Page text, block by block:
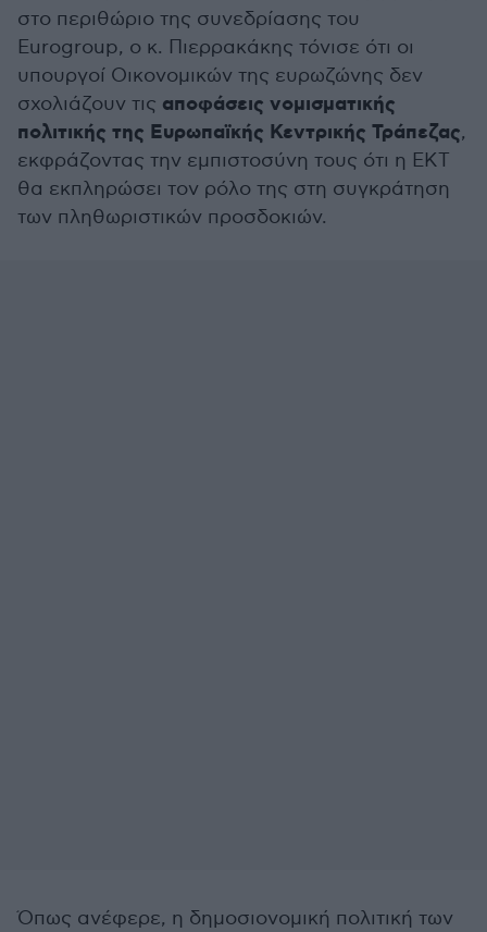
στο περιθώριο της συνεδρίασης του
Eurogroup, ο κ. Πιερρακάκης τόνισε ότι οι
υπουργοί Οικονομικών της ευρωζώνης δεν
σχολιάζουν τις αποφάσεις νομισματικής
πολιτικής της Ευρωπαϊκής Κεντρικής Τράπεζας,
εκφράζοντας την εμπιστοσύνη τους ότι η ΕΚΤ
θα εκπληρώσει τον ρόλο της στη συγκράτηση
των πληθωριστικών προσδοκιών.
Όπως ανέφερε, η δημοσιονομική πολιτική των